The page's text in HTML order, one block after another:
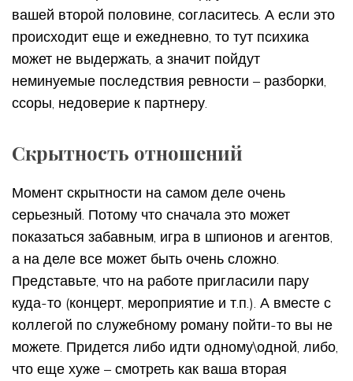
вашей второй половине, согласитесь. А если это
происходит еще и ежедневно, то тут психика
может не выдержать, а значит пойдут
неминуемые последствия ревности – разборки,
ссоры, недоверие к партнеру.
Скрытность отношений
Момент скрытности на самом деле очень
серьезный. Потому что сначала это может
показаться забавным, игра в шпионов и агентов,
а на деле все может быть очень сложно.
Представьте, что на работе пригласили пару
куда-то (концерт, мероприятие и т.п.). А вместе с
коллегой по служебному роману пойти-то вы не
можете. Придется либо идти одному\одной, либо,
что еще хуже – смотреть как ваша вторая